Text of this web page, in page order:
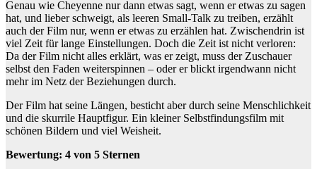
Genau wie Cheyenne nur dann etwas sagt, wenn er etwas zu sagen
hat, und lieber schweigt, als leeren Small-Talk zu treiben, erzählt
auch der Film nur, wenn er etwas zu erzählen hat. Zwischendrin ist
viel Zeit für lange Einstellungen. Doch die Zeit ist nicht verloren:
Da der Film nicht alles erklärt, was er zeigt, muss der Zuschauer
selbst den Faden weiterspinnen – oder er blickt irgendwann nicht
mehr im Netz der Beziehungen durch.
Der Film hat seine Längen, besticht aber durch seine Menschlichkeit
und die skurrile Hauptfigur. Ein kleiner Selbstfindungsfilm mit
schönen Bildern und viel Weisheit.
Bewertung: 4 von 5 Sternen